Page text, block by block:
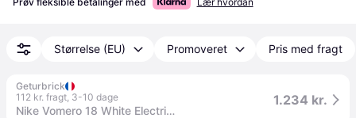
Størrelse (EU) Promoveret Pris med fragt
Geturbrick
112 kr. fragt, 3-10 dage
Nike Vomero 18 White Electric Green Volt (Women's) - 37.5 / Standard
1.234 kr.